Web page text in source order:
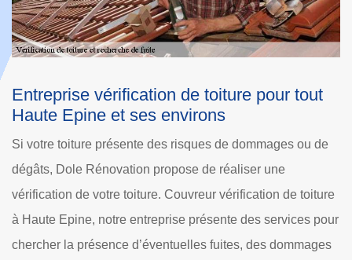
Vérification de toiture et recherche de fuite
sur Haute Epine
Toute vérification de toiture demande un savoir-faire afin de
bien veiller à la détection des diverses fuites susceptibles
d’engendrer la tenue de l’étanchéité du toit. Au service
d’une intervention de qualité, l’entreprise vérification de
toiture à Haute Epine Dole Rénovation propose de réaliser